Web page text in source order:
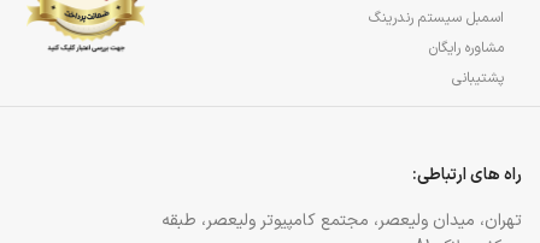
اسمبل سیستم رندرینگ
مشاوره رایگان
پشتیبانی
راه های ارتباطی:
تهران، میدان ولیعصر، مجتمع کامپیوتر ولیعصر، طبقه